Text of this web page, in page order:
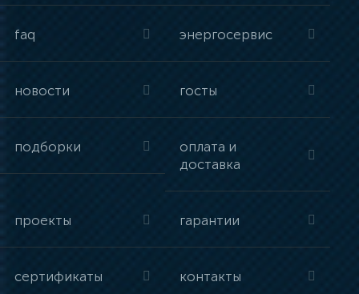
faq энергосервис
новости госты
подборки
оплата и
доставка
проекты гарантии
сертификаты контакты